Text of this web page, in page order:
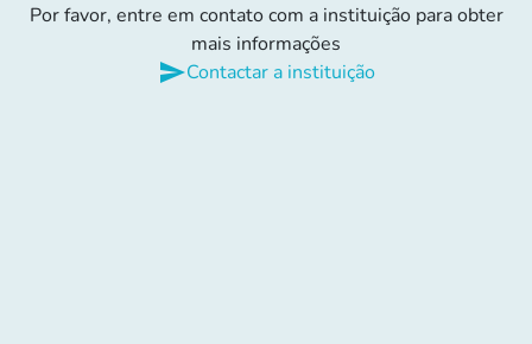
Por favor, entre em contato com a instituição para obter
mais informações
sendContactar a instituição